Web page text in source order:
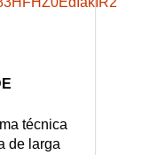
técnica
de larga